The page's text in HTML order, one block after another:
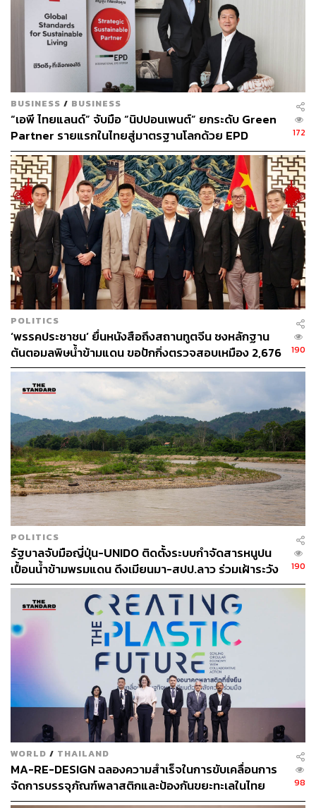
เพื่อใช้เป็นข้อมูลเชิงวิทยาศาสตร์ในการวิเคราะห์ความเชื่อม
โยงระหว่างที่มาของโลหะหนักกับต้นตอของแหล่งกำเนิด
มลพิษ ตลอดจนใช้เป็นแนวทางในบริหารจัดการและบำบัด
ตะกอนดินหากมีการดำเนินโครงการขุดลอกทางน้ำใน
อนาคตต่อไป
TAGS: สารหนู สุรินทร์ วรกิจธำรง
สิ่งแวดล้อม
กรมควบคุมมลพิษ
สารเคมี
THE STANDARD TEAM
กองบรรณาธิการ THE STANDARD
BUSINESS / BUSINESS
“เอพี ไทยแลนด์” จับมือ “นิปปอนเพนต์” ยกระดับ Green
Partner รายแรกในไทยสู่มาตรฐานโลกด้วย EPD
International พร้อมชูแนวคิด Global Standards for
Global Sustainable Living ส่งมอบบ้านคุณภาพ ลด
ผลกระทบต่อสิ่งแวดล้อม พร้อมปั้นนักออกแบบที่ใส่ใจโลก
172
POLITICS
‘พรรคประชาชน’ ยื่นหนังสือถึงสถานทูตจีน ชงหลักฐาน
ต้นตอมลพิษน้ำข้ามแดน ขอปักกิ่งตรวจสอบเหมือง 2,676
จุด ด้านทูตจีนรับปากส่งข้อมูลถึงรัฐบาลกลาง
190
POLITICS
รัฐบาลจับมือญี่ปุ่น-UNIDO ติดตั้งระบบกำจัดสารหนูปน
เปื้อนน้ำข้ามพรมแดน ดึงเมียนมา-สปป.ลาว ร่วมเฝ้าระวัง
190
WORLD / THAILAND
MA-RE-DESIGN ฉลองความสำเร็จในการขับเคลื่อนการ
จัดการบรรจุภัณฑ์พลาสติกและป้องกันขยะทะเลในไทย
98